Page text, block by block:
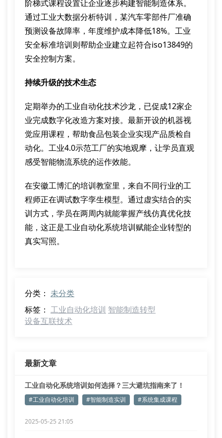
阶梯式课程设置让企业逐步构建智能制造体系。
通过工业大数据分析特训，某汽车零部件厂准确
预测设备故障率，年度维护成本降低18%。工业
安全标准培训则帮助企业建立起符合iso13849的
安全控制方案。
持续升级的技术生态
定期举办的工业自动化技术沙龙，已促成12家企
业完成数字化改造方案对接。最新开设的机器视
觉应用课程，帮助食品包装企业实现产品质检自
动化。工业4.0示范工厂的实地观摩，让学员直观
感受智能物流系统的运作效能。
在安徽工博汇的培训教室里，来自不同行业的工
程师正在调试数字孪生模型。通过虚实结合的实
训方式，学员在两周内就能掌握产线仿真优化技
能，这正是工业自动化系统培训赋能企业转型的
真实写照。
分类： 未分类
标签： 工业自动化培训 智能制造转型
设备互联技术
最新文章
工业自动化系统培训如何选择？三大避坑指南来了！
#工业自动化培训 #智能制造实训 #系统集成课程
2025-05-25 21:05